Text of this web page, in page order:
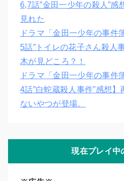
6,7話”金田一少年の殺人”感
見れた
ドラマ「金田一少年の事件
5話”トイレの花子さん殺人
木が見どころ？！
ドラマ「金田一少年の事件
4話”白蛇蔵殺人事件”感想
ないやつが登場。
現在プレイ中